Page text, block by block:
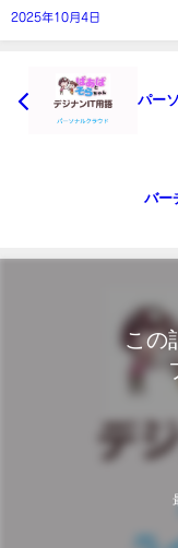
2025年10月4日
パー
バー
この